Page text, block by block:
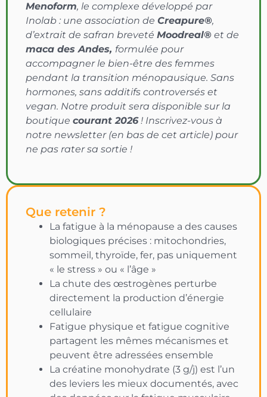
Menoform, le complexe développé par
Inolab : une association de Creapure®,
d’extrait de safran breveté Moodreal® et de
maca des Andes, formulée pour
accompagner le bien-être des femmes
pendant la transition ménopausique. Sans
hormones, sans additifs controversés et
vegan. Notre produit sera disponible sur la
boutique courant 2026! Inscrivez-vous à
notre newsletter (en bas de cet article) pour
ne pas rater sa sortie !
Que retenir ?
La fatigue à la ménopause a des causes
biologiques précises : mitochondries,
sommeil, thyroïde, fer, pas uniquement
« le stress » ou « l’âge »
La chute des œstrogènes perturbe
directement la production d’énergie
cellulaire
Fatigue physique et fatigue cognitive
partagent les mêmes mécanismes et
peuvent être adressées ensemble
La créatine monohydrate (3 g/j) est l’un
des leviers les mieux documentés, avec